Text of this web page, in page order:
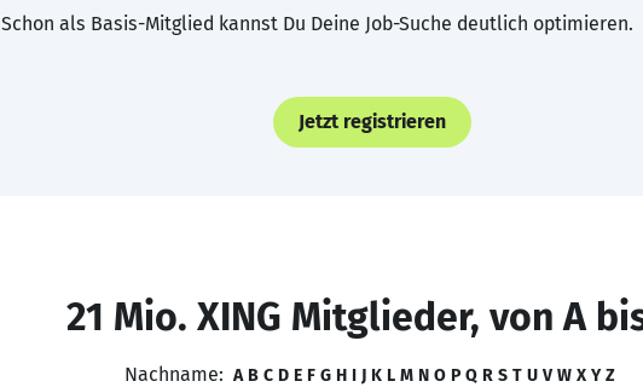
Schon als Basis-Mitglied kannst Du Deine Job-Suche deutlich optimieren.
Jetzt registrieren
21 Mio. XING Mitglieder, von A
Nachname: A B C D E F G H I J K L M N O P Q R S T U V W X Y Z